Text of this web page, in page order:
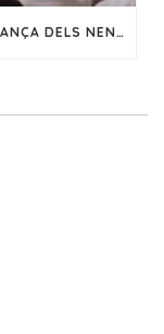
MONSENYOR ULLOA DESTACA L’ESPERANÇA DELS NENS DURANT LA FESTA DE LA NOSTRA SENYORA DE FÀTIMA EN EL CHORRILLO